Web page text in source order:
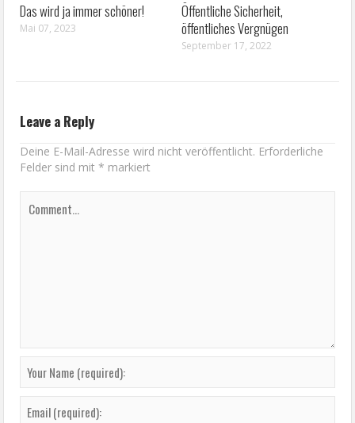
Das wird ja immer schöner!
Mai 07, 2023
Öffentliche Sicherheit,
öffentliches Vergnügen
September 17, 2022
Leave a Reply
Deine E-Mail-Adresse wird nicht veröffentlicht. Erforderliche
Felder sind mit* markiert